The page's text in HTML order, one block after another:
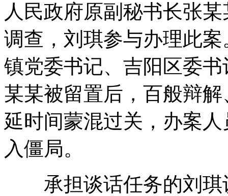
人民政府原副秘书长张
调查，刘琪参与办理此
镇党委书记、吉阳区委
某某被留置后，百般辩
延时间蒙混过关，办案
入僵局。
承担谈话任务的刘琪